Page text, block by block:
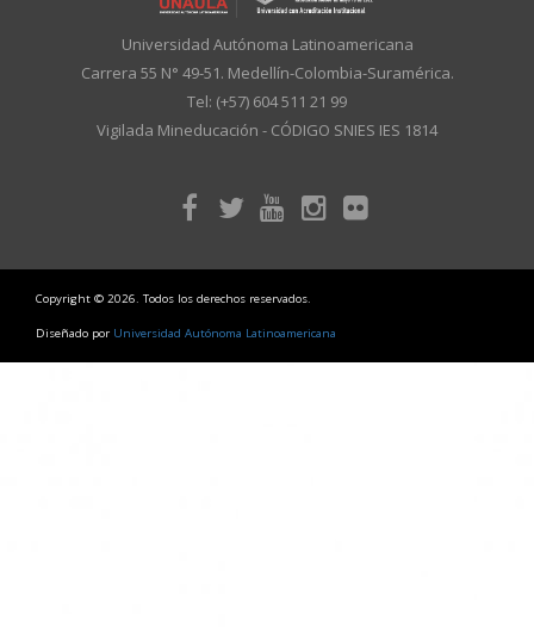
Universidad Autónoma Latinoamericana
Carrera 55 N° 49-51. Medellín-Colombia-Suramérica.
Tel: (+57) 604 511 21 99
Vigilada Mineducación - CÓDIGO SNIES IES 1814
Copyright © 2026. Todos los derechos reservados.
Diseñado por Universidad Autónoma Latinoamericana